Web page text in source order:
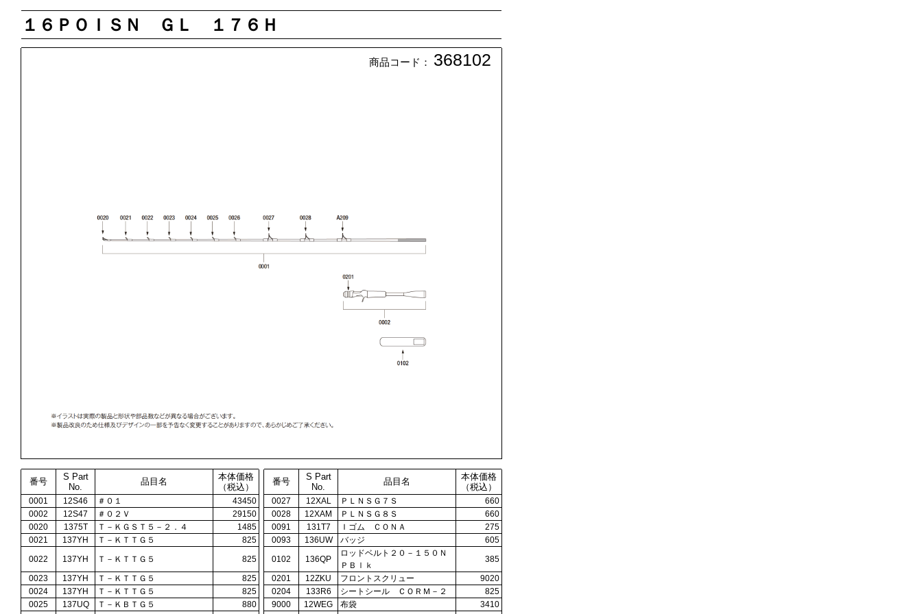
１６ＰＯＩＳＮ ＧＬ １７６Ｈ
商品コード： 368102
番号
S Part
No.
品目名
本体価格
（税込）
番号
S Part
No.
品目名
本体価格
（税込）
0001 12S46 ＃０１ 43450 0027 12XAL ＰＬＮＳＧ７Ｓ
660
0002
12S47 ＃０２Ｖ 29150 0028 12XAM ＰＬＮＳＧ８Ｓ
660
0020
1375T Ｔ－ＫＧＳＴ５－２．４ 1485 0091 131T7 Ｉゴム ＣＯＮＡ
275
0021
137YH Ｔ－ＫＴＴＧ５ 825 0093 136UW バッジ
605
0022
137YH Ｔ－ＫＴＴＧ５ 825 0102 136QP
ロッドベルト２０－１５０Ｎ
ＰＢｌｋ
385
0023
137YH Ｔ－ＫＴＴＧ５ 825 0201 12ZKU フロントスクリュー
9020
0024
137YH Ｔ－ＫＴＴＧ５ 825 0204 133R6 シートシール ＣＯＲＭ－２
825
0025
137UQ Ｔ－ＫＢＴＧ５ 880 9000 12WEG 布袋
3410